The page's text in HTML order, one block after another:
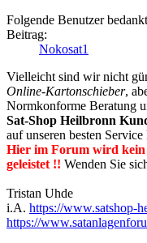
Folgende Benutzer
Beitrag:
Nokosat1
Vielleicht sind wir nicht
Online-Kartonschieber,
Normkonforme Beratung
Sat-Shop Heilbronn
auf unseren besten
Hier im Forum wird
geleistet !! Wenden Sie
Tristan Uhde
i.A. https://www.satshop-
https://